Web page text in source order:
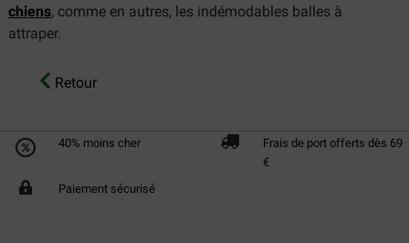
chiens, comme en autres, les indémodables balles à
attraper.
Retour
40% moins cher
Frais de port offerts dès 69
€
Paiement sécurisé